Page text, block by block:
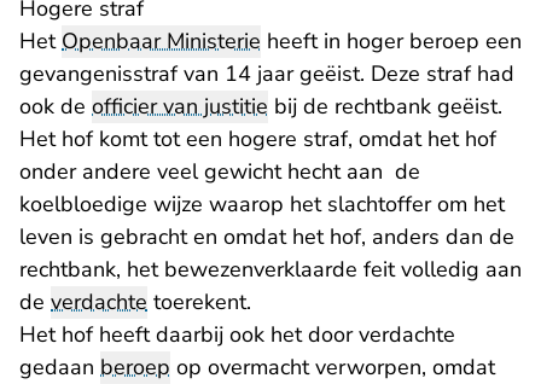
Hogere straf
HetOpenbaar Ministerie heeft in hoger beroep een
gevangenisstraf van 14 jaar geëist. Deze straf had
ook de officier van justitie bij de rechtbank geëist.
Het hof komt tot een hogere straf, omdat het hof
onder andere veel gewicht hecht aan de
koelbloedige wijze waarop het slachtoffer om het
leven is gebracht en omdat het hof, anders dan de
rechtbank, het bewezenverklaarde feit volledig aan
de verdachte toerekent.
Het hof heeft daarbij ook het door verdachte
gedaan beroep op overmacht verworpen, omdat